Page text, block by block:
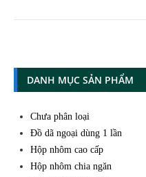
DANH MỤC SẢN PHẨM
Chưa phân loại
Đồ dã ngoại dùng 1 lần
Hộp nhôm cao cấp
Hộp nhôm chia ngăn